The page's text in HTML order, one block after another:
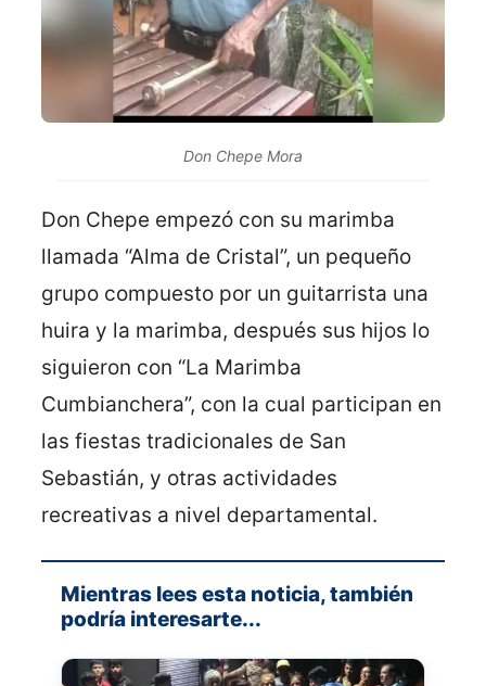
Don Chepe Mora
Don Chepe empezó con su marimba
llamada “Alma de Cristal”, un pequeño
grupo compuesto por un guitarrista una
huira y la marimba, después sus hijos lo
siguieron con “La Marimba
Cumbianchera”, con la cual participan en
las fiestas tradicionales de San
Sebastián, y otras actividades
recreativas a nivel departamental.
Mientras lees esta noticia, también
podría interesarte...